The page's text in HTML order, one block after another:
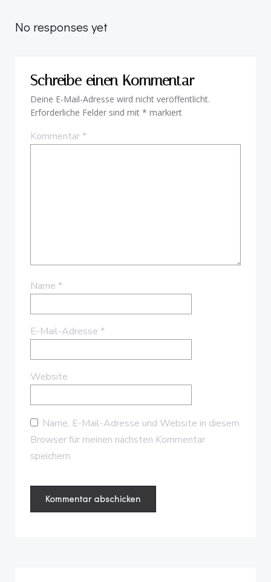
navigation
No responses yet
Schreibe einen Kommentar
Deine E-Mail-Adresse wird nicht veröffentlicht.
Erforderliche Felder sind mit * markiert
Kommentar*
Name *
E-Mail-Adresse *
Website
Name, E-Mail-Adresse und Website in diesem
Browser für meinen nächsten Kommentar
speichern.